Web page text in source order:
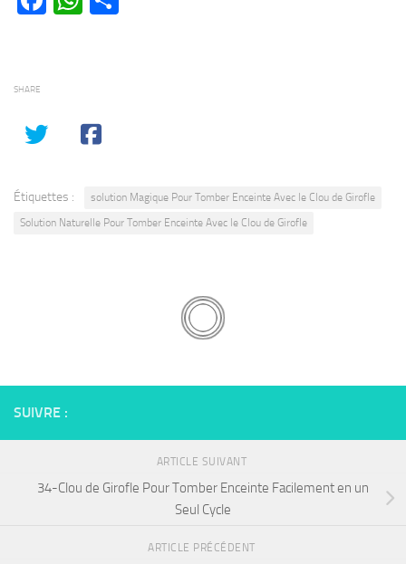
SHARE
Étiquettes :
solution Magique Pour Tomber Enceinte Avec le Clou de Girofle
Solution Naturelle Pour Tomber Enceinte Avec le Clou de Girofle
SUIVRE :
ARTICLE SUIVANT
34-Clou de Girofle Pour Tomber Enceinte Facilement en un
Seul Cycle
ARTICLE PRÉCÉDENT